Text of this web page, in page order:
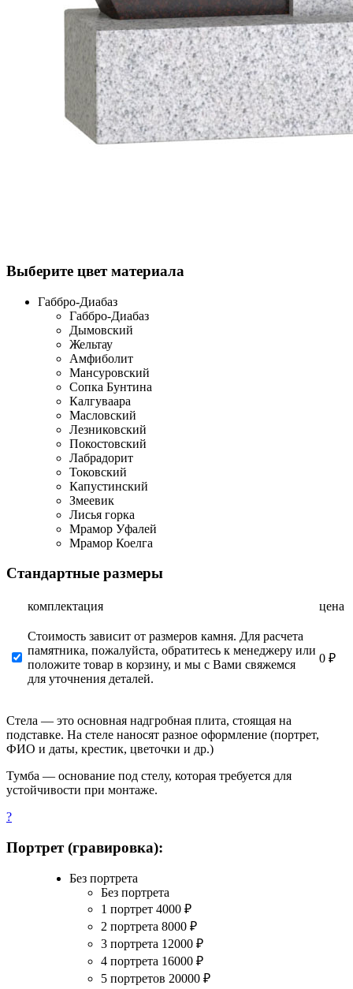
Выберите цвет материала
Габбро-Диабаз
Габбро-Диабаз
Дымовский
Жельтау
Амфиболит
Мансуровский
Сопка Бунтина
Калгуваара
Масловский
Лезниковский
Покостовский
Лабрадорит
Токовский
Капустинский
Змеевик
Лисья горка
Мрамор Уфалей
Мрамор Коелга
Стандартные размеры
комплектация цена
Стоимость зависит от размеров камня. Для расчета
памятника, пожалуйста, обратитесь к менеджеру или
положите товар в корзину, и мы с Вами свяжемся
для уточнения деталей.
0 ₽
Стела — это основная надгробная плита, стоящая на
подставке. На стеле наносят разное оформление (портрет,
ФИО и даты, крестик, цветочки и др.)
Тумба — основание под стелу, которая требуется для
устойчивости при монтаже.
?
Портрет (гравировка):
Без портрета
Без портрета
1 портрет 4000 ₽
2 портрета 8000 ₽
3 портрета 12000 ₽
4 портрета 16000 ₽
5 портретов 20000 ₽